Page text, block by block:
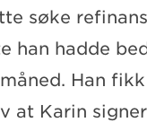
søke
han hadde
Han
at Karin